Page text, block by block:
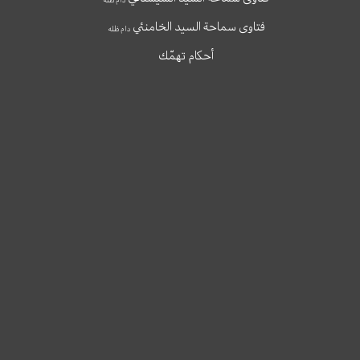
فتاوى سماحة السيد الخامنئيدام ظله
أحكام تهمّك